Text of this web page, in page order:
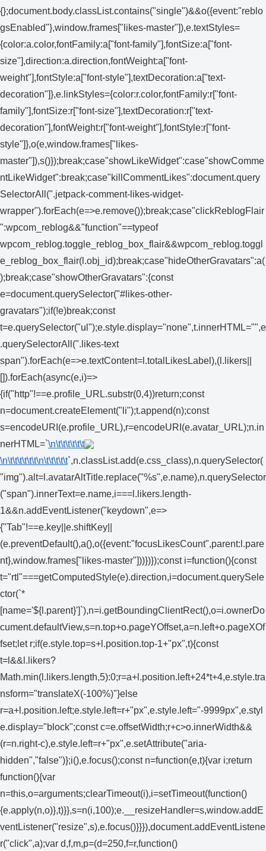
{};document.body.classList.contains("single")&&o({event:"reblo
gsEnabled"},window.frames["likes-master"]),e.textStyles=
{color:a.color,fontFamily:a["font-family"],fontSize:a["font-
size"],direction:a.direction,fontWeight:a["font-
weight"],fontStyle:a["font-style"],textDecoration:a["text-
decoration"]},e.linkStyles={color:r.color,fontFamily:r["font-
family"],fontSize:r["font-size"],textDecoration:r["text-
decoration"],fontWeight:r["font-weight"],fontStyle:r["font-
style"]},o(e,window.frames["likes-
master"]),s()});break;case"showLikeWidget":case"showComme
ntLikeWidget":break;case"killCommentLikes":document.query
SelectorAll(".jetpack-comment-likes-widget-
wrapper").forEach(e=>e.remove());break;case"clickReblogFlair
":wpcom_reblog&&"function"==typeof
wpcom_reblog.toggle_reblog_box_flair&&wpcom_reblog.toggl
e_reblog_box_flair(l.obj_id);break;case"hideOtherGravatars":a(
);break;case"showOtherGravatars":{const
e=document.querySelector("#likes-other-
gravatars");if(!e)break;const
t=e.querySelector("ul");e.style.display="none",t.innerHTML="",e
.querySelectorAll(".likes-text
span").forEach(e=>e.textContent=l.totalLikesLabel),(l.likers||
[]).forEach(async(e,i)=>
{if("http"!==e.profile_URL.substr(0,4))return;const
n=document.createElement("li");t.append(n);const
s=encodeURI(e.profile_URL),r=encodeURI(e.avatar_URL);n.in
nerHTML=`\n\t\t\t\t\t\t
\n\t\t\t\t\t\t\n\t\t\t\t\t`,n.classList.add(e.css_class),n.querySelector(
"img").alt=l.avatarAltTitle.replace("%s",e.name),n.querySelector
("span").innerText=e.name,i===l.likers.length-
1&&n.addEventListener("keydown",e=>
{"Tab"!==e.key||e.shiftKey||
(e.preventDefault(),a(),o({event:"focusLikesCount",parent:l.pare
nt},window.frames["likes-master"]))})});const i=function(){const
t="rtl"===getComputedStyle(e).direction,i=document.querySele
ctor(`*
[name='${l.parent}']`),n=i.getBoundingClientRect(),o=i.ownerDo
cument.defaultView,s=n.top+o.pageYOffset,a=n.left+o.pageXOf
fset;let r;if(e.style.top=s+l.position.top-1+"px",t){const
t=l&&l.likers?
Math.min(l.likers.length,5):0;r=a+l.position.left+24*t+4,e.style.tra
nsform="translateX(-100%)"}else
r=a+l.position.left;e.style.left=r+"px",e.style.left="-9999px",e.styl
e.display="block";const c=e.offsetWidth;r+c>o.innerWidth&&
(r=n.right-c),e.style.left=r+"px",e.setAttribute("aria-
hidden","false")};i(),e.focus();const n=function(e,t){var i;return
function(){var
n=this,o=arguments;clearTimeout(i),i=setTimeout(function()
{e.apply(n,o)},t)}},s=n(i,100);e.__resizeHandler=s,window.addE
ventListener("resize",s),e.focus()}}}),document.addEventListene
r("click",a);var d,f,m,p=(d=250,f=r,function()